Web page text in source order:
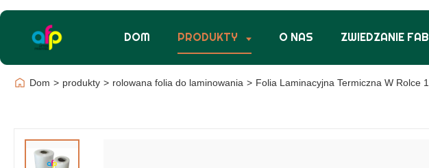
DOM PRODUKTY O NAS ZWIEDZANIE
Dom > produkty > rolowana folia do laminowania > Folia Laminacyjna Termiczna W Rolce